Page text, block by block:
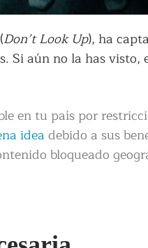
(Don’t Look Up), ha
Si aún no la has
en tu país por
idea debido a sus
bloqueado